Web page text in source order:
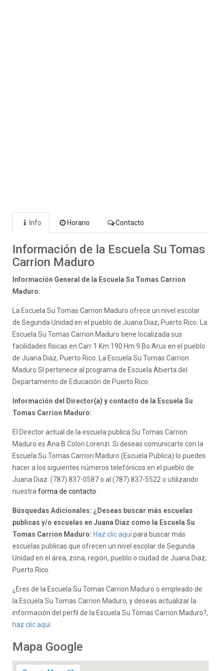
Info Horario Contacto
Información de la Escuela Su Tomas
Carrion Maduro
Información General de la Escuela Su Tomas Carrion
Maduro:
La Escuela Su Tomas Carrion Maduro ofrece un nivel escolar
de Segunda Unidad en el pueblo de Juana Diaz, Puerto Rico. La
Escuela Su Tomas Carrion Maduro tiene localizada sus
facilidades fisicas en Carr 1 Km 190 Hm 9 Bo Arus en el pueblo
de Juana Diaz, Puerto Rico. La Escuela Su Tomas Carrion
Maduro SI pertenece al programa de Escuela Abierta del
Departamento de Educación de Puerto Rico.
Información del Director(a) y contacto de la Escuela Su
Tomas Carrion Maduro:
El Director actual de la escuela publica Su Tomas Carrion
Maduro es Ana B Colon Lorenzi. Si deseas comunicarte con la
Escuela Su Tomas Carrion Maduro (Escuela Publica) lo puedes
hacer a los siguientes números telefónicos en el pueblo de
Juana Diaz: (787) 837-0587 o al (787) 837-5522 o utilizando
nuestra forma de contacto
Búsquedas Adicionales: ¿Deseas buscar más escuelas
publicas y/o escuelas en Juana Diaz como la Escuela Su
Tomas Carrion Maduro: Haz clic aquípara buscar más
escuelas publicas que ofrecen un nivel escolar de Segunda
Unidad en el área, zona, región, pueblo o ciudad de Juana Diaz,
Puerto Rico.
¿Eres de la Escuela Su Tomas Carrion Maduro o empleado de
la Escuela Su Tomas Carrion Maduro, y deseas actualizar la
información del perfil de la Escuela Su Tomas Carrion Maduro?,
haz clic aquí.
Mapa Google